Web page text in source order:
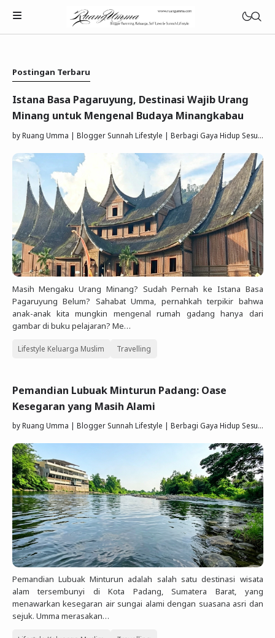
Parenting Islami
Rumah Tangga Muslimah
Lifestyle Keluarga Sunnah
Refleksi Muslimah
Review & Rekomendasi
Postingan Terbaru
Istana Basa Pagaruyung, Destinasi Wajib Urang
Minang untuk Mengenal Budaya Minangkabau
byRuang Umma | Blogger Sunnah Lifestyle | Berbagi Gaya Hidup Sesuai Quran Sunnah
Masih Mengaku Urang Minang? Sudah Pernah ke Istana Basa
Pagaruyung Belum? Sahabat Umma, pernahkah terpikir bahwa
anak-anak kita mungkin mengenal rumah gadang hanya dari
gambar di buku pelajaran? Me…
Lifestyle Keluarga Muslim Travelling
Pemandian Lubuak Minturun Padang: Oase
Kesegaran yang Masih Alami
byRuang Umma | Blogger Sunnah Lifestyle | Berbagi Gaya Hidup Sesuai Quran Sunnah
Pemandian Lubuak Minturun adalah salah satu destinasi wisata
alam tersembunyi di Kota Padang, Sumatera Barat, yang
menawarkan kesegaran air sungai alami dengan suasana asri dan
sejuk. Umma merasakan…